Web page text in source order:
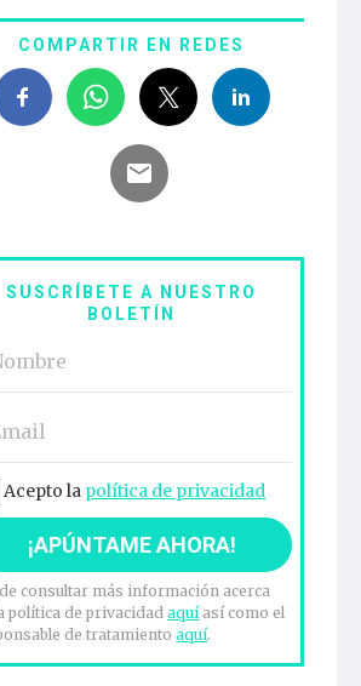
COMPARTIR EN REDES
SUSCRÍBETE A NUESTRO
BOLETÍN
Acepto la política de privacidad
consultar más información acerca
política de privacidadaquíasí como el
de tratamientoaquí.